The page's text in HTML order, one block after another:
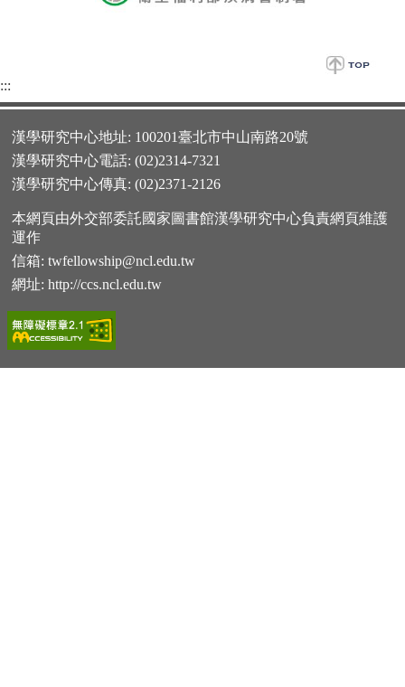
:::
漢學研究中心地址: 100201臺北市中山南路20號
漢學研究中心電話: (02)2314-7321
漢學研究中心傳真: (02)2371-2126
本網頁由外交部委託國家圖書館漢學研究中心負責網頁維護
運作
信箱: twfellowship@ncl.edu.tw
網址: http://ccs.ncl.edu.tw